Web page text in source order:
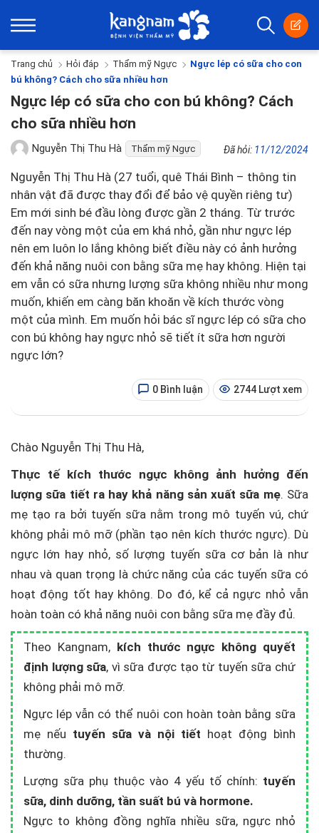
Trang chủ Hỏi đáp Thẩm mỹ Ngực
Ngực lép có sữa cho con
bú không? Cách cho sữa nhiều hơn
Ngực lép có sữa cho con bú không? Cách
cho sữa nhiều hơn
Nguyễn Thị Thu Hà Thẩm mỹ Ngực Đã hỏi: 11/12/2024
Nguyễn Thị Thu Hà (27 tuổi, quê Thái Bình – thông tin
nhân vật đã được thay đổi để bảo vệ quyền riêng tư)
Em mới sinh bé đầu lòng được gần 2 tháng. Từ trước
đến nay vòng một của em khá nhỏ, gần như ngực lép
nên em luôn lo lắng không biết điều này có ảnh hưởng
đến khả năng nuôi con bằng sữa mẹ hay không. Hiện tại
em vẫn có sữa nhưng lượng sữa không nhiều như mong
muốn, khiến em càng băn khoăn về kích thước vòng
một của mình. Em muốn hỏi bác sĩ ngực lép có sữa cho
con bú không hay ngực nhỏ sẽ tiết ít sữa hơn người
ngực lớn?
0 Bình luận 2744 Lượt xem
Chào Nguyễn Thị Thu Hà,
Thực tế kích thước ngực không ảnh hưởng đến
lượng sữa tiết ra hay khả năng sản xuất sữa mẹ. Sữa
mẹ tạo ra bởi tuyến sữa nằm trong mô tuyến vú, chứ
không phải mô mỡ (phần tạo nên kích thước ngực). Dù
ngực lớn hay nhỏ, số lượng tuyến sữa cơ bản là như
nhau và quan trọng là chức năng của các tuyến sữa có
hoạt động tốt hay không. Do đó, kể cả ngực nhỏ vẫn
hoàn toàn có khả năng nuôi con bằng sữa mẹ đầy đủ.
Theo Kangnam, kích thước ngực không quyết
định lượng sữa, vì sữa được tạo từ tuyến sữa chứ
không phải mô mỡ.
Ngực lép vẫn có thể nuôi con hoàn toàn bằng sữa
mẹ nếu tuyến sữa và nội tiết hoạt động bình
thường.
Lượng sữa phụ thuộc vào 4 yếu tố chính: tuyến
sữa, dinh dưỡng, tần suất bú và hormone.
Ngực to không đồng nghĩa nhiều sữa, ngực nhỏ